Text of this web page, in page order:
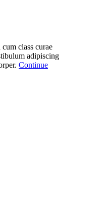
class curae
adipiscing
Continue